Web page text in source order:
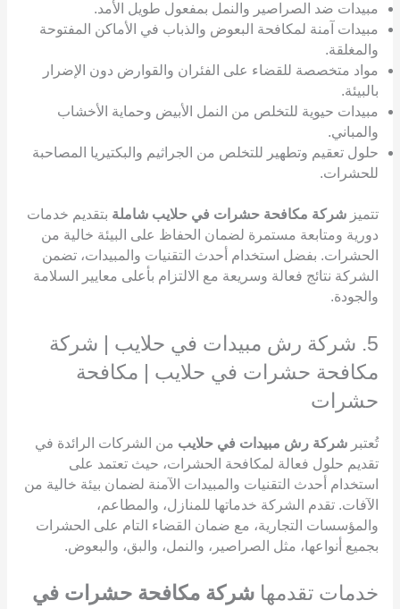
مبيدات ضد الصراصير والنمل بمفعول طويل الأمد.
مبيدات آمنة لمكافحة البعوض والذباب في الأماكن المفتوحة
والمغلقة.
مواد متخصصة للقضاء على الفئران والقوارض دون الإضرار
بالبيئة.
مبيدات حيوية للتخلص من النمل الأبيض وحماية الأخشاب
والمباني.
حلول تعقيم وتطهير للتخلص من الجراثيم والبكتيريا المصاحبة
للحشرات.
تتميز شركة مكافحة حشرات في حلايب شاملة بتقديم خدمات
دورية ومتابعة مستمرة لضمان الحفاظ على البيئة خالية من
الحشرات. بفضل استخدام أحدث التقنيات والمبيدات، تضمن
الشركة نتائج فعالة وسريعة مع الالتزام بأعلى معايير السلامة
والجودة.
5. شركة رش مبيدات في حلايب | شركة
مكافحة حشرات في حلايب | مكافحة
حشرات
تُعتبر شركة رش مبيدات في حلايب من الشركات الرائدة في
تقديم حلول فعالة لمكافحة الحشرات، حيث تعتمد على
استخدام أحدث التقنيات والمبيدات الآمنة لضمان بيئة خالية من
الآفات. تقدم الشركة خدماتها للمنازل، والمطاعم،
والمؤسسات التجارية، مع ضمان القضاء التام على الحشرات
بجميع أنواعها، مثل الصراصير، والنمل، والبق، والبعوض.
خدمات تقدمها شركة مكافحة حشرات في